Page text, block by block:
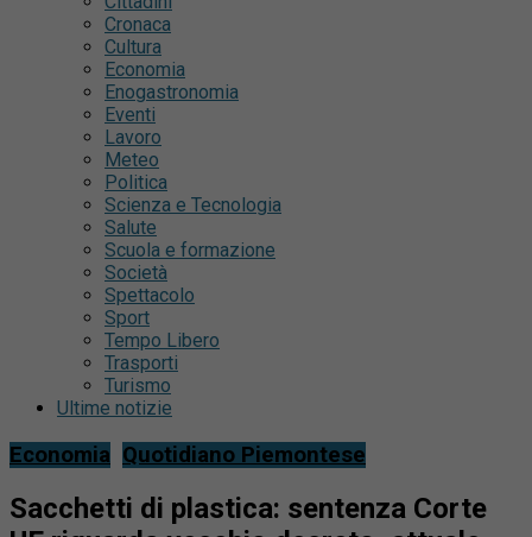
Cronaca
Cultura
Economia
Enogastronomia
Eventi
Lavoro
Meteo
Politica
Scienza e Tecnologia
Salute
Scuola e formazione
Società
Spettacolo
Sport
Tempo Libero
Trasporti
Turismo
Ultime notizie
Economia Quotidiano Piemontese
Sacchetti di plastica: sentenza Corte